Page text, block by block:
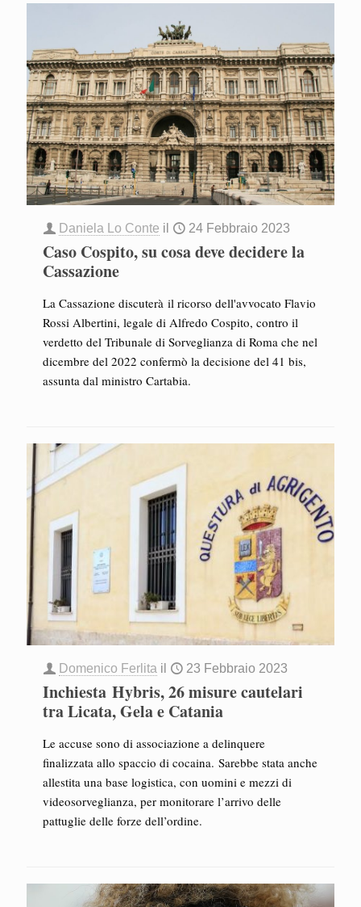
Daniela Lo Conte il 24 Febbraio 2023
Caso Cospito, su cosa deve decidere la
Cassazione
La Cassazione discuterà il ricorso dell'avvocato Flavio
Rossi Albertini, legale di Alfredo Cospito, contro il
verdetto del Tribunale di Sorveglianza di Roma che nel
dicembre del 2022 confermò la decisione del 41 bis,
assunta dal ministro Cartabia.
Domenico Ferlita il 23 Febbraio 2023
Inchiesta Hybris, 26 misure cautelari
tra Licata, Gela e Catania
Le accuse sono di associazione a delinquere
finalizzata allo spaccio di cocaina. Sarebbe stata anche
allestita una base logistica, con uomini e mezzi di
videosorveglianza, per monitorare l’arrivo delle
pattuglie delle forze dell’ordine.